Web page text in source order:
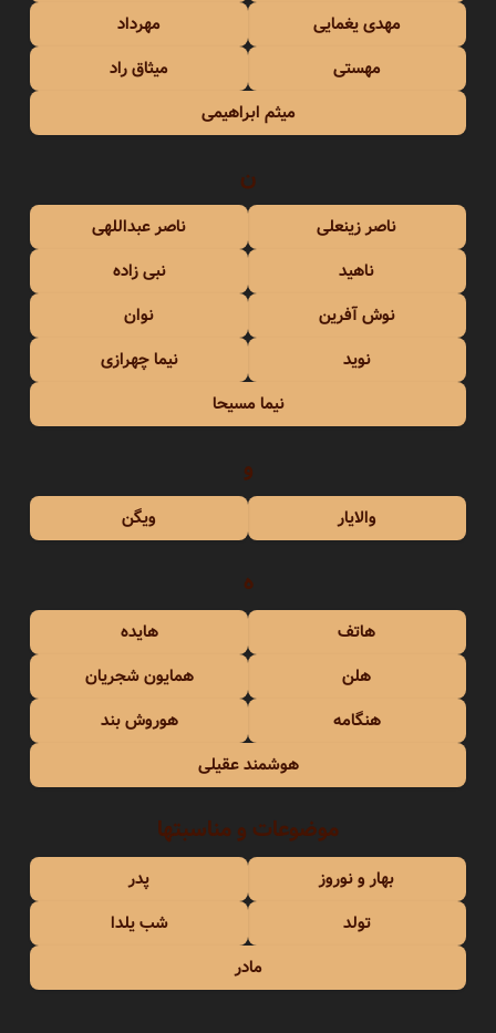
مهدی یغمایی
مهرداد
مهستی
میثاق راد
میثم ابراهیمی
ن
ناصر زینعلی
ناصر عبداللهی
ناهید
نبی زاده
نوش آفرین
نوان
نوید
نیما چهرازی
نیما مسیحا
و
والایار ویگن
ه
هاتف
هایده
هلن
همایون شجریان
هنگامه
هوروش بند
هوشمند عقیلی
موضوعات و مناسبتها
بهار و نوروز
پدر
تولد
شب یلدا
مادر